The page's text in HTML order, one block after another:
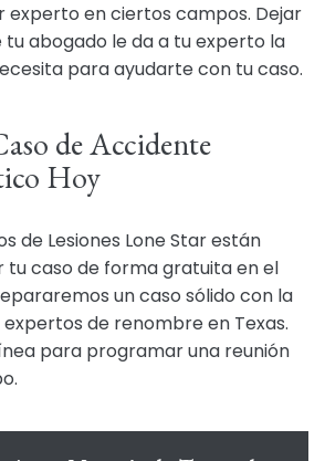
experto en ciertos campos. Dejar
tu abogado le da a tu experto la
para ayudarte con tu caso.
de Accidente
Hoy
de Lesiones Lone Star están
tu caso de forma gratuita en el
un caso sólido con la
de renombre en Texas.
para programar una reunión